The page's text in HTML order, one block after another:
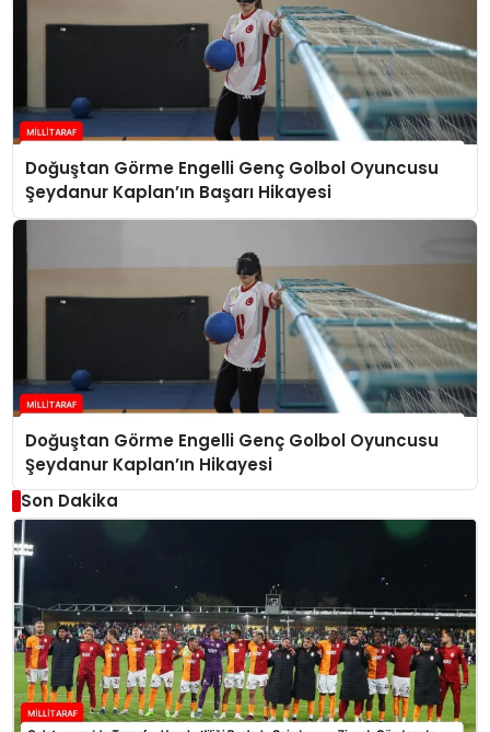
Doğuştan Görme Engelli Genç Golbol Oyuncusu
Şeydanur Kaplan’ın Başarı Hikayesi
Doğuştan Görme Engelli Genç Golbol Oyuncusu
Şeydanur Kaplan’ın Hikayesi
Son Dakika